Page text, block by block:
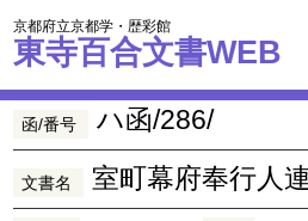
京都府立京都学・歴彩館
東寺百合文書WEB
函/番号 ハ函/286/
文書名 室町幕府奉行人